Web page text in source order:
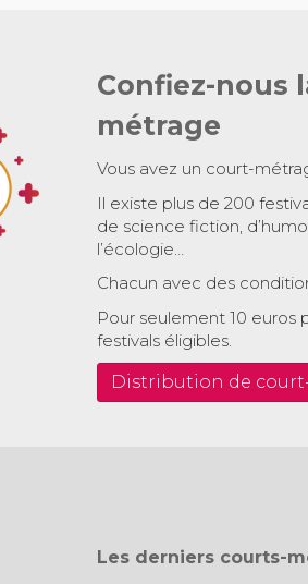
Confiez-nous
métrage
Vous avez un court-
Il existe plus de 200
de science fiction,
l’écologie…
Chacun avec des
Pour seulement 10 euros
festivals éligibles.
Distribution de
Les derniers courts-